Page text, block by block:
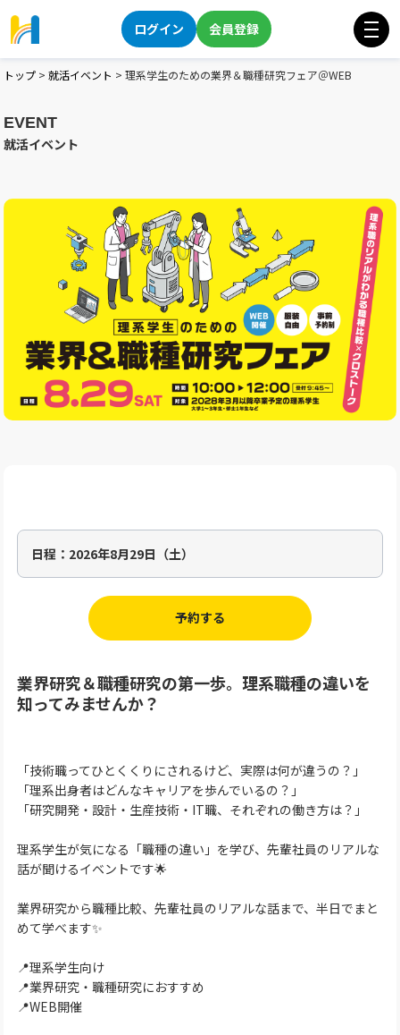
ログイン 会員登録
トップ > 就活イベント > 理系学生のための業界＆職種研究フェア＠WEB
EVENT
就活イベント
日程： 2026年8月29日（土）
予約する
業界研究＆職種研究の第一歩。理系職種の違いを
知ってみませんか？
「技術職ってひとくくりにされるけど、実際は何が違うの？」
「理系出身者はどんなキャリアを歩んでいるの？」
「研究開発・設計・生産技術・IT職、それぞれの働き方は？」
理系学生が気になる「職種の違い」を学び、先輩社員のリアルな
話が聞けるイベントです🌟
業界研究から職種比較、先輩社員のリアルな話まで、半日でまと
めて学べます✨
📍理系学生向け
📍業界研究・職種研究におすすめ
📍WEB開催